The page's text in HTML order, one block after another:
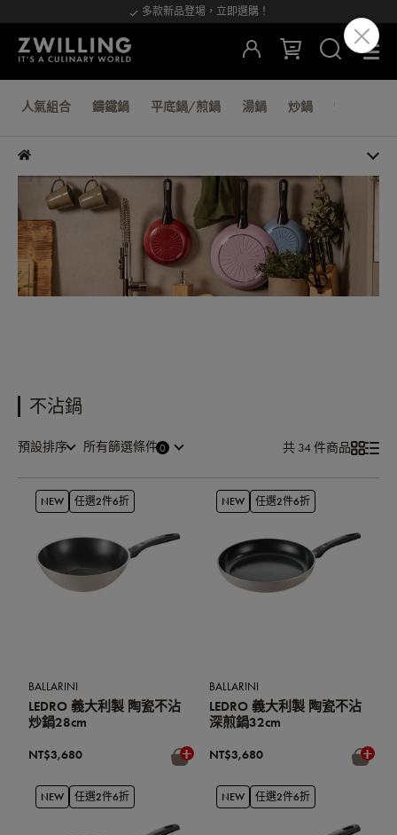
多款新品登場，立即選購！
人氣組合 鑄鐵鍋 平底鍋/煎鍋 湯鍋 炒鍋 鍋蓋/蒸籠
不沾鍋
預設排序 所有篩選條件 共 34 件商品
NEW 任選2件6折
BALLARINI
LEDRO 義大利製 陶瓷不沾
炒鍋28cm
NT$3,680
NEW 任選2件6折
BALLARINI
LEDRO 義大利製 陶瓷不沾
深煎鍋32cm
NT$3,680
NEW 任選2件6折 NEW 任選2件6折